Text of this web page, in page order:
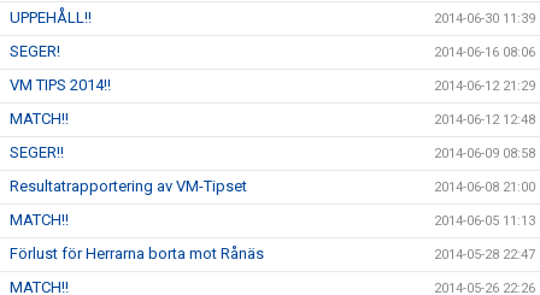
UPPEHÅLL!! 2014-06-30 11:39
SEGER! 2014-06-16 08:06
VM TIPS 2014!! 2014-06-12 21:29
MATCH!! 2014-06-12 12:48
SEGER!! 2014-06-09 08:58
Resultatrapportering av VM-Tipset 2014-06-08 21:00
MATCH!! 2014-06-05 11:13
Förlust för Herrarna borta mot Rånäs 2014-05-28 22:47
MATCH!! 2014-05-26 22:26